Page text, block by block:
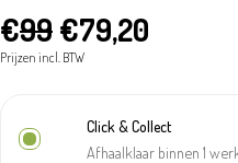
€99€79,20
Prijzen incl. BTW
Click & Collect
Afhaalklaar binnen 1